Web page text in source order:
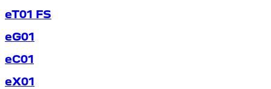
eT01 FS
eG01
eC01
eX01